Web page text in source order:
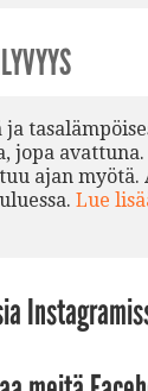
ja
jopa
ajan myötä.
Lue